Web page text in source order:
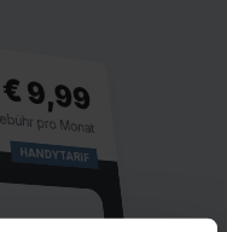
€ 9,99
pro Monat
HANDYTARIF